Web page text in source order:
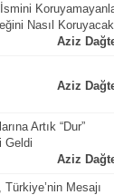
Nasıl
Aziz
Aziz
Artık “Dur”
Geldi
Aziz
Mesajı